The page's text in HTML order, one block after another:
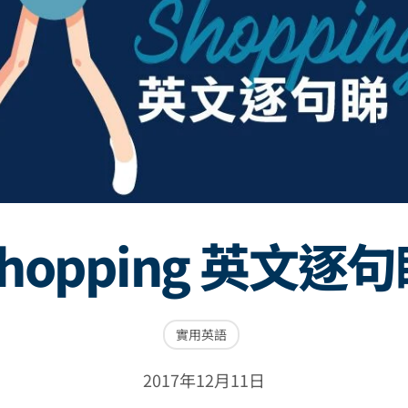
英文逐
實用英語
2017年12月11日